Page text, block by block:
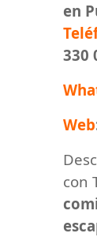
en
330
Web
con